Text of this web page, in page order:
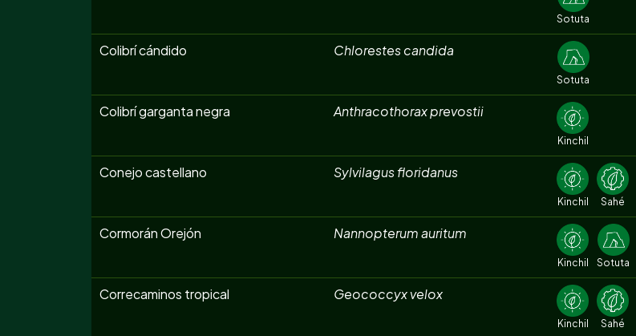
Sotuta
Colibrí cándido Chlorestes candida
Sotuta
Colibrí garganta negra Anthracothorax prevostii
Kinchil
Conejo castellano Sylvilagus floridanus
Kinchil Sahé
Cormorán Orejón Nannopterum auritum
Kinchil Sotuta
Correcaminos tropical Geococcyx velox
Kinchil Sahé